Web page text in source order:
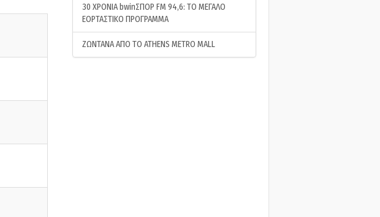
30 ΧΡΟΝΙΑ bwinΣΠΟΡ FM 94,6: ΤΟ ΜΕΓΑΛΟ
ΕΟΡΤΑΣΤΙΚΟ ΠΡΟΓΡΑΜΜΑ
ΖΩΝΤΑΝΑ ΑΠΟ ΤΟ ATHENS METRO MALL